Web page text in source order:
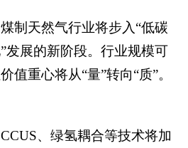
制天然气行业将步入“低碳
发展的新阶段。行业规模可
值重心将从“量”转向“质”。
、绿氢耦合等技术将加